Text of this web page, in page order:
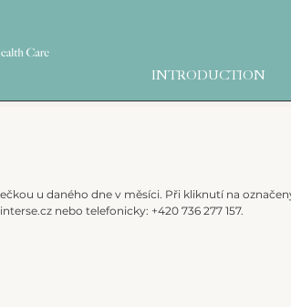
INTRODUCTION
u daného dne v měsíci. Při kliknutí na
nebo telefonicky: +420 736 277 157.